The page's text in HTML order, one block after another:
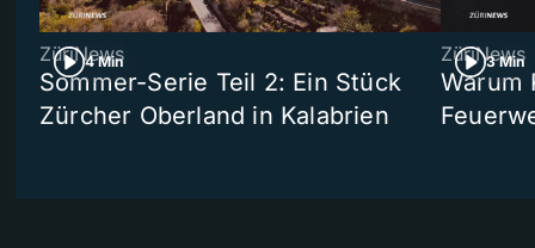
4 Min
ZüriNews
Sommer-Serie Teil 2: Ein Stück
Zürcher Oberland in Kalabrien
3 Min
ZüriNews
Warum